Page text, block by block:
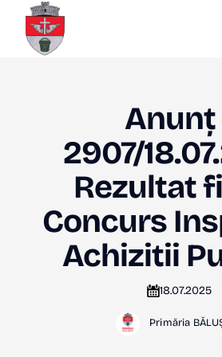
Anunț
2907/
Rezultat
Concurs
Achizitii
18.07.2025
Primăria